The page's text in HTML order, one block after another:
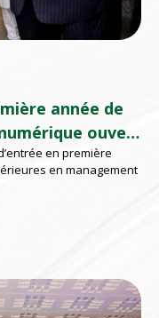
année de
ouvert
des
en première
en management